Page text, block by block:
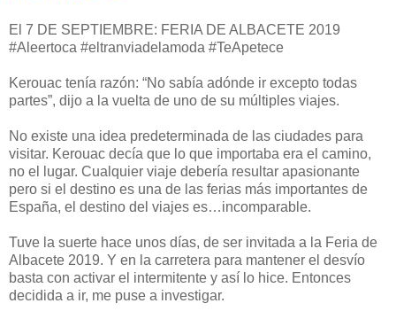
El 7 DE SEPTIEMBRE: FERIA DE ALBACETE 2019
#Aleertoca #eltranviadelamoda #TeApetece
Kerouac tenía razón: “No sabía adónde ir excepto todas
partes”, dijo a la vuelta de uno de su múltiples viajes.
No existe una idea predeterminada de las ciudades para
visitar. Kerouac decía que lo que importaba era el camino,
no el lugar. Cualquier viaje debería resultar apasionante
pero si el destino es una de las ferias más importantes de
España, el destino del viajes es…incomparable.
Tuve la suerte hace unos días, de ser invitada a la Feria de
Albacete 2019. Y en la carretera para mantener el desvío
basta con activar el intermitente y así lo hice. Entonces
decidida a ir, me puse a investigar.